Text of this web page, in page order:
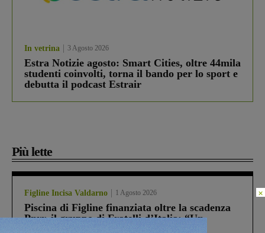
In vetrina 3 Agosto 2026
Estra Notizie agosto: Smart Cities, oltre 44mila
studenti coinvolti, torna il bando per lo sport e
debutta il podcast Estrair
Più lette
Figline Incisa Valdarno 1 Agosto 2026
Piscina di Figline finanziata oltre la scadenza
Pnrr, il gruppo di Fratelli d’Italia: “Un
×